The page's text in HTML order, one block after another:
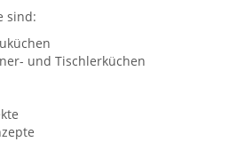
sind:
und Tischlerküchen